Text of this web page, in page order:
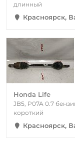
длинный
Красноярск,
Honda Life
JB5, P07A 0.7
короткий
Красноярск,